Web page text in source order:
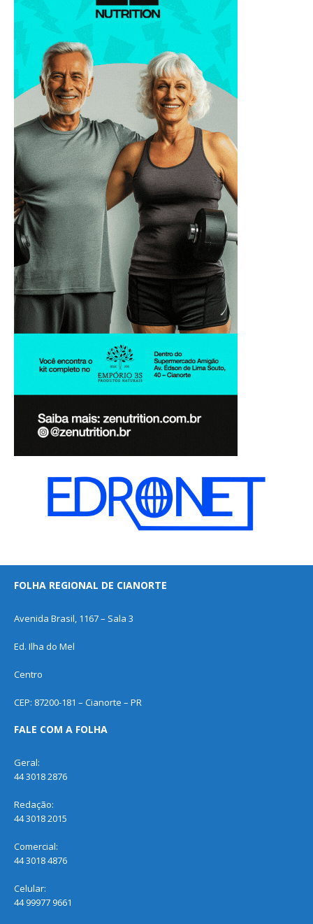
FOLHA REGIONAL DE CIANORTE
Avenida Brasil, 1167 – Sala 3
Ed. Ilha do Mel
Centro
CEP: 87200-181 – Cianorte – PR
FALE COM A FOLHA
Geral:
44 3018 2876
Redação:
44 3018 2015
Comercial:
44 3018 4876
Celular:
44 99977 9661